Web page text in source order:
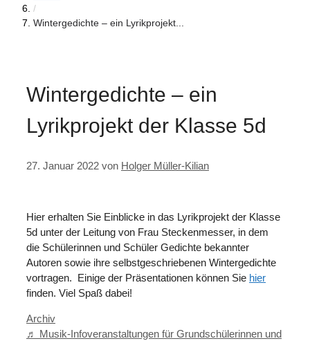
/
Wintergedichte – ein Lyrikprojekt...
Wintergedichte – ein
Lyrikprojekt der Klasse 5d
27. Januar 2022 von Holger Müller-Kilian
Hier erhalten Sie Einblicke in das Lyrikprojekt der Klasse
5d unter der Leitung von Frau Steckenmesser, in dem
die Schülerinnen und Schüler Gedichte bekannter
Autoren sowie ihre selbstgeschriebenen Wintergedichte
vortragen. Einige der Präsentationen können Sie hier
finden. Viel Spaß dabei!
Kategorien
Archiv
♬ Musik-Infoveranstaltungen für Grundschülerinnen und